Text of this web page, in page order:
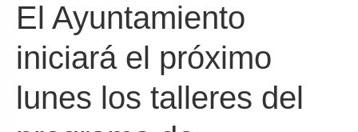
El Ayuntamiento
iniciará el próximo
lunes los talleres del